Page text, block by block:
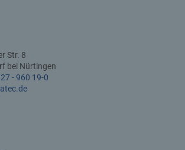
Str. 8
bei Nürtingen
- 960 19-0